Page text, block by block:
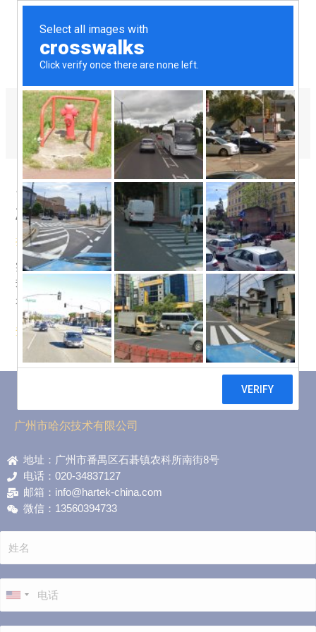
实验室挤出生产线
实验室小型双螺杆挤出机的基
础过程是怎样的？
挤出机小知识 / 作者： hartek
实验室小型双螺杆挤出机的基础过程与大型挤出机类似，但
规模更小，适用于实验室环境下的小批量生产和研究。以下
是实验 …
查看全文 »
广州市哈尔技术有限公司
地址：广州市番禺区石碁镇农科所南街8号
电话：020-34837127
邮箱：info@hartek-china.com
微信：13560394733